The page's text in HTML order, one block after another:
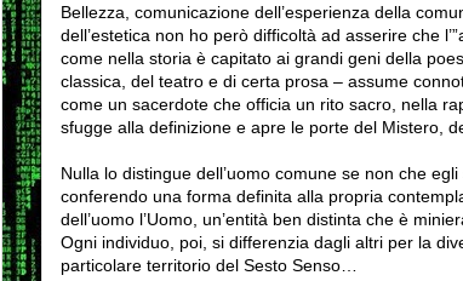
Bellezza, comunicazione dell’esperienza della
dell’estetica non ho però difficoltà ad asserire che
come nella storia è capitato ai grandi geni della
classica, del teatro e di certa prosa – assume
come un sacerdote che officia un rito sacro, nella
sfugge alla definizione e apre le porte del Mistero,
Nulla lo distingue dell’uomo comune se non che
conferendo una forma definita alla propria
dell’uomo l’Uomo, un’entità ben distinta che è
Ogni individuo, poi, si differenzia dagli altri per la
particolare territorio del Sesto Senso…